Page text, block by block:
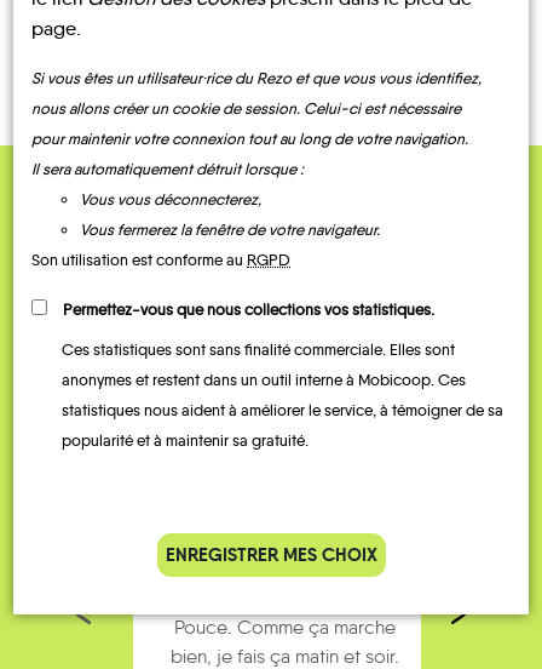
QUELQUES
Témoignages
Je vais bosser en train, mais le
parking de la gare est toujours
Pouce. Comme ça marche
bien, je fais ça matin et soir.
page.
Si vous êtes un utilisateur·rice du Rezo et que vous vous identifiez,
nous allons créer un cookie de session. Celui-ci est nécessaire
pour maintenir votre connexion tout au long de votre navigation.
Il sera automatiquement détruit lorsque :
Vous vous déconnecterez,
Vous fermerez la fenêtre de votre navigateur.
Son utilisation est conforme au RGPD
Permettez-vous que nous collections vos statistiques.
Ces statistiques sont sans finalité commerciale. Elles sont
anonymes et restent dans un outil interne à Mobicoop. Ces
statistiques nous aident à améliorer le service, à témoigner de sa
popularité et à maintenir sa gratuité.
ENREGISTRER MES CHOIX